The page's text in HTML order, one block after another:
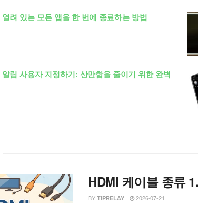
려 있는 모든 앱을 한 번에 종료하는 방법
림 사용자 지정하기: 산만함을 줄이기 위한 완벽
HDMI 케이블 종류
BY TIPRELAY 2026-07-21